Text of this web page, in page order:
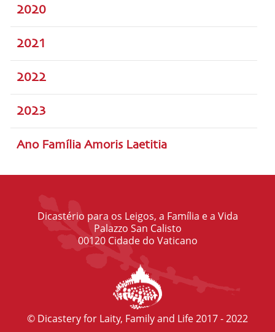
2020
2021
2022
2023
Ano Família Amoris Laetitia
Dicastério para os Leigos, a Família e a Vida
Palazzo San Calisto
00120 Cidade do Vaticano
© Dicastery for Laity, Family and Life 2017 - 2022